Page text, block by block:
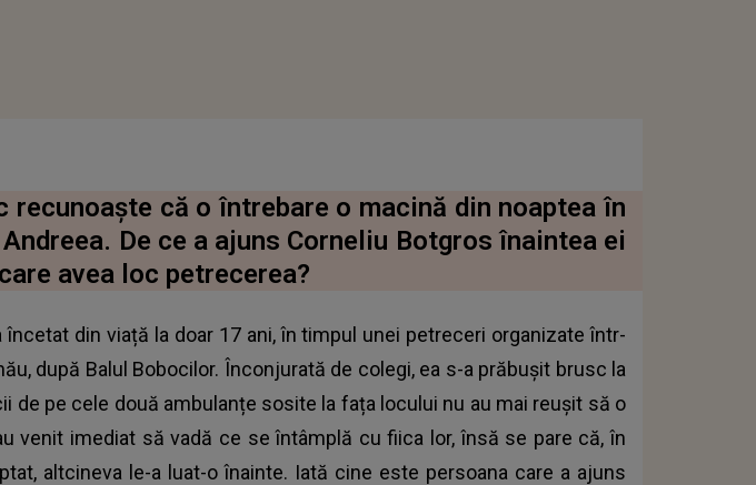
recunoaște că o întrebare o macină din noaptea în
De ce a ajuns Corneliu Botgros înaintea ei
avea loc petrecerea?
încetat din viață la doar 17 ani, în timpul unei petreceri organizate într-
după Balul Bobocilor. Înconjurată de colegi, ea s-a prăbușit brusc la
de pe cele două ambulanțe sosite la fața locului nu au mai reușit să o
venit imediat să vadă ce se întâmplă cu fiica lor, însă se pare că, în
altcineva le-a luat-o înainte. Iată cine este persoana care a ajuns